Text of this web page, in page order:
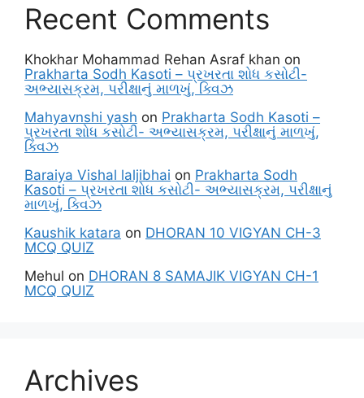
Recent Comments
Khokhar Mohammad Rehan Asraf khan on
Prakharta Sodh Kasoti – પ્રખરતા શોધ કસોટી-
અભ્યાસક્રમ, પરીક્ષાનું માળખું, ક્વિઝ
Mahyavnshi yash on Prakharta Sodh Kasoti –
પ્રખરતા શોધ કસોટી- અભ્યાસક્રમ, પરીક્ષાનું માળખું,
ક્વિઝ
Baraiya Vishal laljibhai on Prakharta Sodh
Kasoti – પ્રખરતા શોધ કસોટી- અભ્યાસક્રમ, પરીક્ષાનું
માળખું, ક્વિઝ
Kaushik katara on DHORAN 10 VIGYAN CH-3
MCQ QUIZ
Mehul on DHORAN 8 SAMAJIK VIGYAN CH-1
MCQ QUIZ
Archives